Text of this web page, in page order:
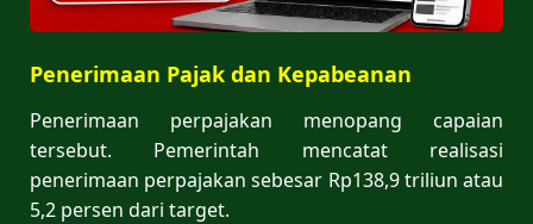
Penerimaan Pajak dan Kepabeanan
Penerimaan perpajakan menopang capaian
tersebut. Pemerintah mencatat realisasi
penerimaan perpajakan sebesar Rp138,9 triliun atau
5,2 persen dari target.